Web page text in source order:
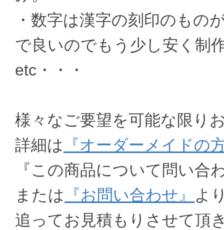
・数字は漢字の刻印のもの
で良いのでもう少し安く制
etc・・・
様々なご要望を可能な限り
詳細は 『オーダーメイドの
『この商品について問い合
または 『お問い合わせ』
よ
追ってお見積もりさせて頂